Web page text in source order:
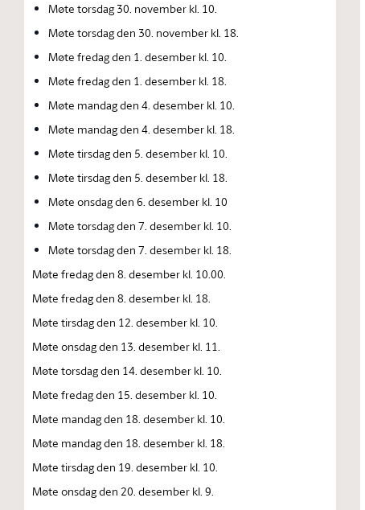
Møte torsdag 30. november kl. 10.
Møte torsdag den 30. november kl. 18.
Møte fredag den 1. desember kl. 10.
Møte fredag den 1. desember kl. 18.
Møte mandag den 4. desember kl. 10.
Møte mandag den 4. desember kl. 18.
Møte tirsdag den 5. desember kl. 10.
Møte tirsdag den 5. desember kl. 18.
Møte onsdag den 6. desember kl. 10
Møte torsdag den 7. desember kl. 10.
Møte torsdag den 7. desember kl. 18.
Møte fredag den 8. desember kl. 10.00.
Møte fredag den 8. desember kl. 18.
Møte tirsdag den 12. desember kl. 10.
Møte onsdag den 13. desember kl. 11.
Møte torsdag den 14. desember kl. 10.
Møte fredag den 15. desember kl. 10.
Møte mandag den 18. desember kl. 10.
Møte mandag den 18. desember kl. 18.
Møte tirsdag den 19. desember kl. 10.
Møte onsdag den 20. desember kl. 9.